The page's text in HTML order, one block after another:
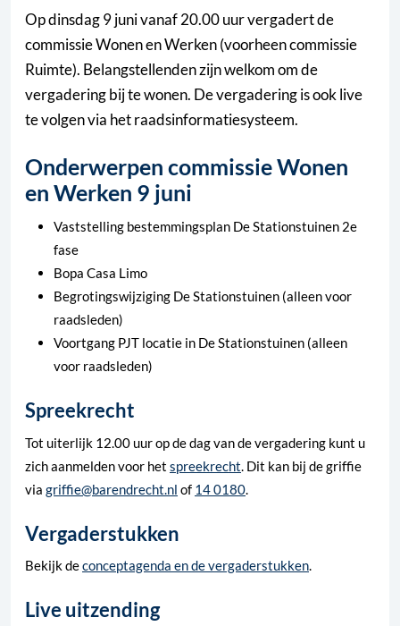
Op dinsdag 9 juni vanaf 20.00 uur vergadert de
commissie Wonen en Werken (voorheen commissie
Ruimte). Belangstellenden zijn welkom om de
vergadering bij te wonen. De vergadering is ook live
te volgen via het raadsinformatiesysteem.
Onderwerpen commissie Wonen
en Werken 9 juni
Vaststelling bestemmingsplan De Stationstuinen 2e
fase
Bopa Casa Limo
Begrotingswijziging De Stationstuinen (alleen voor
raadsleden)
Voortgang PJT locatie in De Stationstuinen (alleen
voor raadsleden)
Spreekrecht
Tot uiterlijk 12.00 uur op de dag van de vergadering kunt u
zich aanmelden voor het spreekrecht . Dit kan bij de griffie
via griffie@barendrecht.nl of 14 0180
Vergaderstukken
Bekijk deconceptagenda en de vergaderstukken.
Live uitzending